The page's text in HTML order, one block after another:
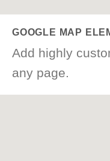
GOOGLE MAP
Add highly
any page.